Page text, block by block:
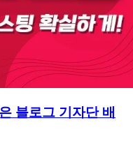
블로그 기자단 배